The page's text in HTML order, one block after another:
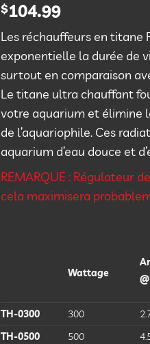
$104.99
Les réchauffeurs en titane
exponentielle la durée de
surtout en comparaison
Le titane ultra chauffant
votre aquarium et élimine
de l’aquariophile. Ces
aquarium d’eau douce et
REMARQUE : Régulateur
cela maximisera
Wattage
TH-0300 300
TH-0500
500